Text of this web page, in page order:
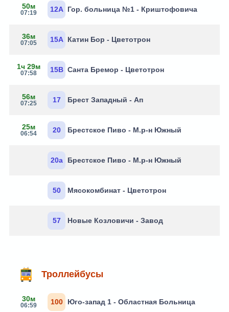
50м
07:19 12А Гор. больница №1 - Криштофовича
36м
07:05 15А Катин Бор - Цветотрон
1ч 29м
07:58 15В Санта Бремор - Цветотрон
56м
07:25 17 Брест Западный - Ап
25м
06:54 20 Брестское Пиво - М.р-н Южный
20а Брестское Пиво - М.р-н Южный
50 Мясокомбинат - Цветотрон
57 Новые Козловичи - Завод
Троллейбусы
30м
06:59 100 Юго-запад 1 - Областная Больница